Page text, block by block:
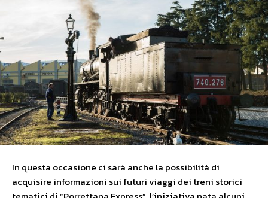
In questa occasione ci sarà anche la possibilità di
acquisire informazioni sui futuri viaggi dei treni storici